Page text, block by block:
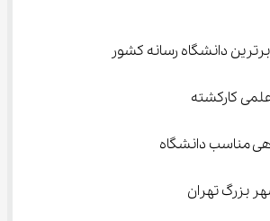
دانشگاه رسانه کشور
کارکشته
مناسب دانشگاه
بزرگ تهران